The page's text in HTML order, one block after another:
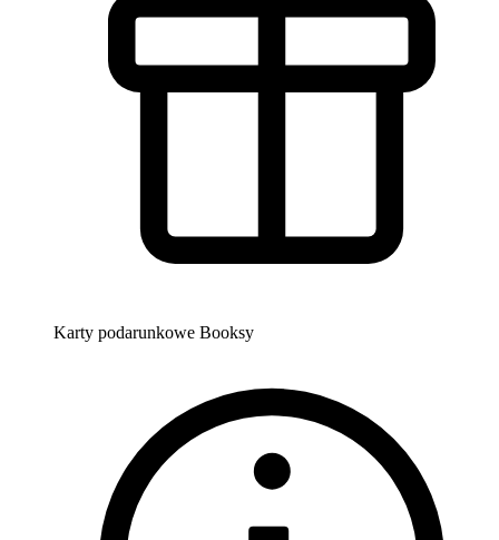
Karty podarunkowe Booksy